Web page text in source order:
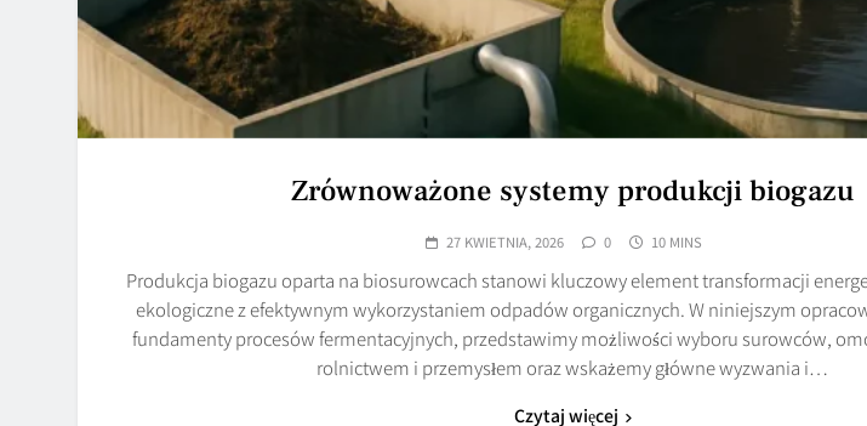
Zrównoważone systemy produkcji biogazu
27 KWIETNIA, 2026 0 10 MINS
Produkcja biogazu oparta na biosurowcach stanowi kluczowy element transformacji
ekologiczne z efektywnym wykorzystaniem odpadów organicznych. W niniejszym
fundamenty procesów fermentacyjnych, przedstawimy możliwości wyboru surowców,
rolnictwem i przemysłem oraz wskażemy główne wyzwania i…
Czytaj więcej